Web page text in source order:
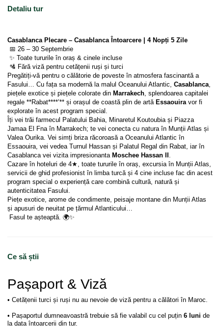
Detaliu tur
Casablanca Plecare – Casablanca Întoarcere | 4 Nopți 5 Zile
📅 26 – 30 Septembrie
✨ Toate tururile în oraș & cinele incluse
🛂 Fără viză pentru cetățenii ruși și turci
Pregătiți-vă pentru o călătorie de poveste în atmosfera fascinantă a
Fasului… Cu fața sa modernă la malul Oceanului Atlantic, Casablanca,
piețele exotice și piețele colorate din Marrakech, splendoarea capitalei
regale **Rabat****’** și orașul de coastă plin de artă Essaouira vor fi
explorate în acest program special.
Îți vei trăi farmecul Palatului Bahia, Minaretul Koutoubia și Piazza
Jamaa El Fna în Marrakech; te vei conecta cu natura în Munții Atlas și
Valea Ourika. Vei simți briza răcoroasă a Oceanului Atlantic în
Essaouira, vei vedea Turnul Hassan și Palatul Regal din Rabat, iar în
Casablanca vei vizita impresionanta Moschee Hassan II .
Cazare în hoteluri de 4★, toate tururile în oraș, excursia în Munții Atlas,
servicii de ghid profesionist în limba turcă și 4 cine incluse fac din acest
program special o experiență care combină cultură, natură și
autenticitatea Fasului.
Piețe exotice, arome de condimente, peisaje montane din Munții Atlas
și apusuri de neuitat pe țărmul Atlanticului…
Fasul te așteaptă. 🌍✨
Ce să știi
Pașaport & Viză
• Cetățenii turci și ruși nu au nevoie de viză pentru a călători în Maroc.
• Pașaportul dumneavoastră trebuie să fie valabil cu cel puțin 6 luni de
la data întoarcerii din tur.